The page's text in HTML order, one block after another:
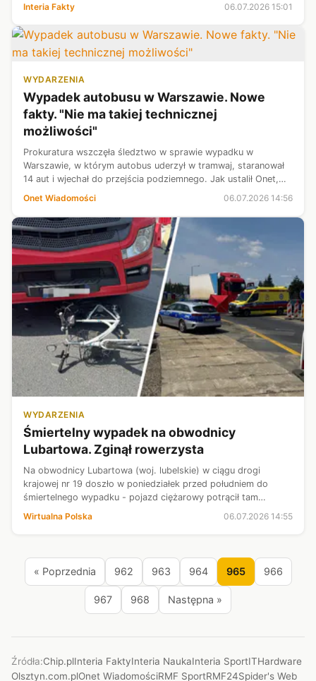
aktywność noblistki ...
Interia Fakty 06.07.2026 15:01
WYDARZENIA
Wypadek autobusu w Warszawie. Nowe
fakty. "Nie ma takiej technicznej
możliwości"
Prokuratura wszczęła śledztwo w sprawie wypadku w
Warszawie, w którym autobus uderzył w tramwaj, staranował
14 aut i wjechał do przejścia podziemnego. Jak ustalił Onet,
będzie prowadzone pod kątem sprowadzenia
niebezpieczeństwa katastrofy w ruchu ląd...
Onet Wiadomości 06.07.2026 14:56
WYDARZENIA
Śmiertelny wypadek na obwodnicy
Lubartowa. Zginął rowerzysta
Na obwodnicy Lubartowa (woj. lubelskie) w ciągu drogi
krajowej nr 19 doszło w poniedziałek przed południem do
śmiertelnego wypadku - pojazd ciężarowy potrącił tam
zaapelowała o zachowanie ...
Wirtualna Polska 06.07.2026 14:55
« Poprzednia 962 963 964 965 966
967 968 Następna »
Źródła:Chip.plInteria FaktyInteria NaukaInteria SportITHardware
Olsztyn.com.plOnet WiadomościRMF SportRMF24Spider's Web